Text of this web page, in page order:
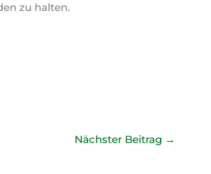
zu halten.
Nächster Beitrag →